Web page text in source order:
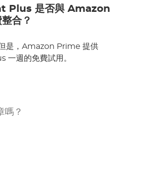
Plus 是否與 Amazon
合？
是，Amazon Prime 提供
一週的免費試用。
嗎？